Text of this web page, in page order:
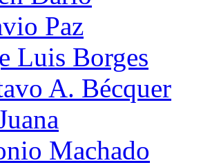
Paz
Luis Borges
A. Bécquer
Machado